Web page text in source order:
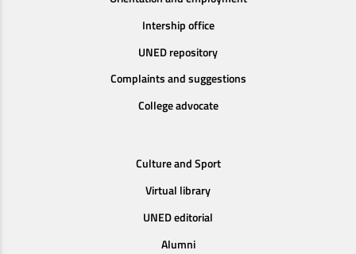
Intership office
UNED repository
Complaints and suggestions
College advocate
Culture and Sport
Virtual library
UNED editorial
Alumni